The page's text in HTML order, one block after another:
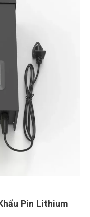
Pin Lithium